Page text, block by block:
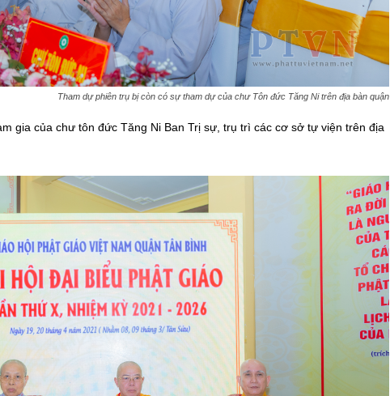
Tham dự phiên trụ bị còn có sự tham dự của chư Tôn đức Tăng Ni trên địa bàn quận
gia của chư tôn đức Tăng Ni Ban Trị sự, trụ trì các cơ sở tự viện trên địa